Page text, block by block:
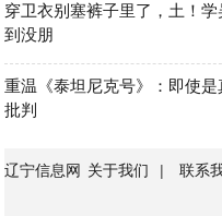
穿卫衣别塞裤子里了，土！
到没朋
重温《泰坦尼克号》：即使
批判
辽宁信息网 关于我们 | 联系